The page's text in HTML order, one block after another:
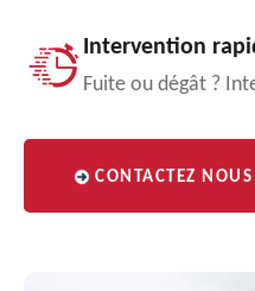
Intervention
Fuite ou dégât ?
CONTACTEZ NOUS